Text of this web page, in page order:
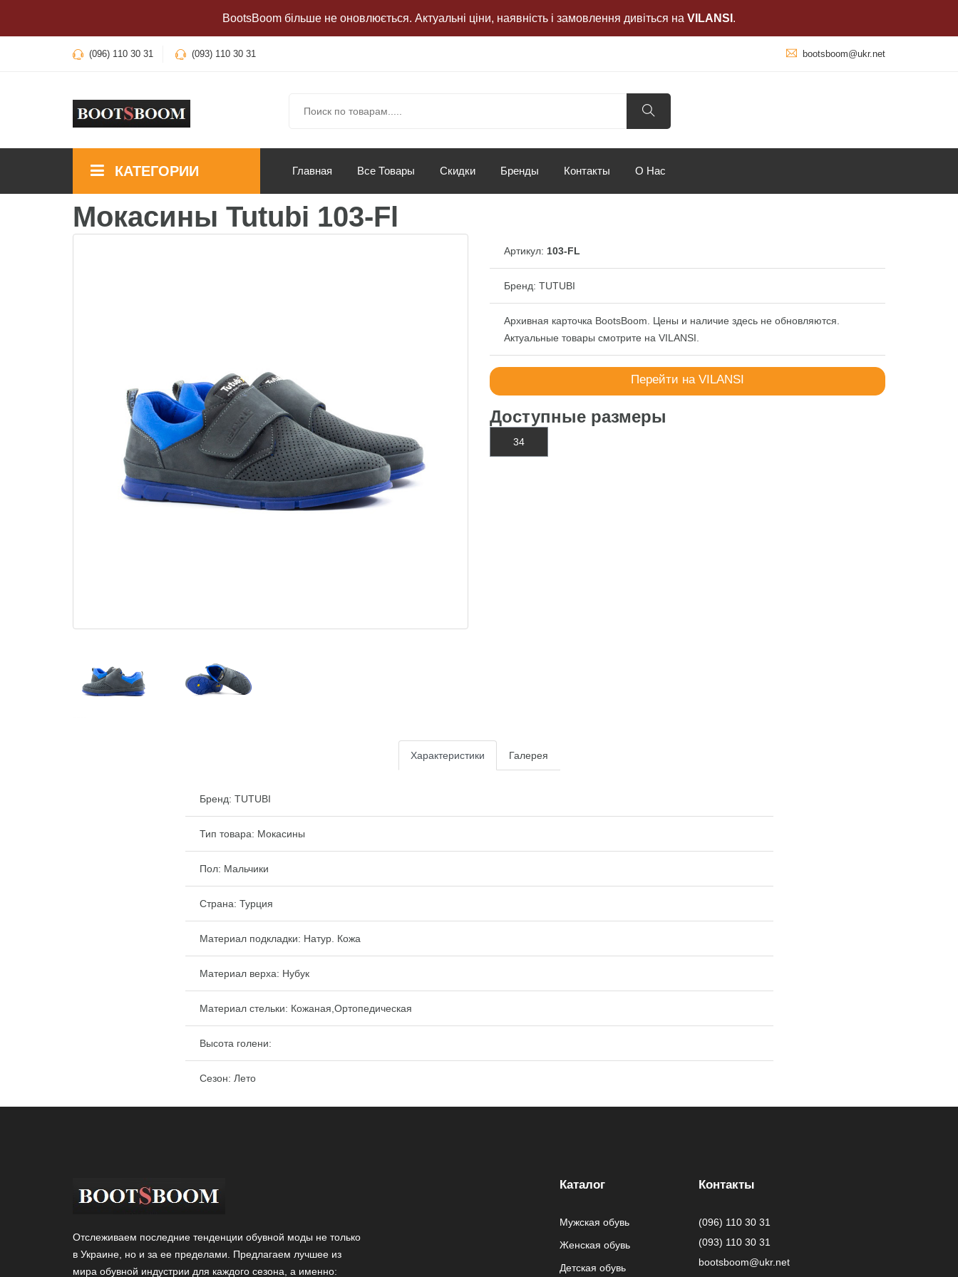
BootsBoom більше не оновлюється. Актуальні ціни, наявність і замовлення дивіться на VILANSI .
(096) 110 30 31 (093) 110 30 31 bootsboom@ukr.net
КАТЕГОРИИ Главная Все Товары Скидки Бренды Контакты О Нас
Мокасины Tutubi 103-Fl
Артикул: 103-FL
Бренд: TUTUBI
Архивная карточка BootsBoom. Цены и наличие здесь не обновляются.
Актуальные товары смотрите на VILANSI
Перейти на VILANSI
Доступные размеры
34
Характеристики Галерея
Бренд: TUTUBI
Тип товара: Мокасины
Пол: Мальчики
Страна: Турция
Материал подкладки: Натур. Кожа
Материал верха: Нубук
Материал стельки: Кожаная,Ортопедическая
Высота голени:
Сезон: Лето
Отслеживаем последние тенденции обувной моды не только
в Украине, но и за ее пределами. Предлагаем лучшее из
мира обувной индустрии для каждого сезона, а именно:
Каталог
Мужская обувь
Женская обувь
Детская обувь
Контакты
(096) 110 30 31
(093) 110 30 31
bootsboom@ukr.net